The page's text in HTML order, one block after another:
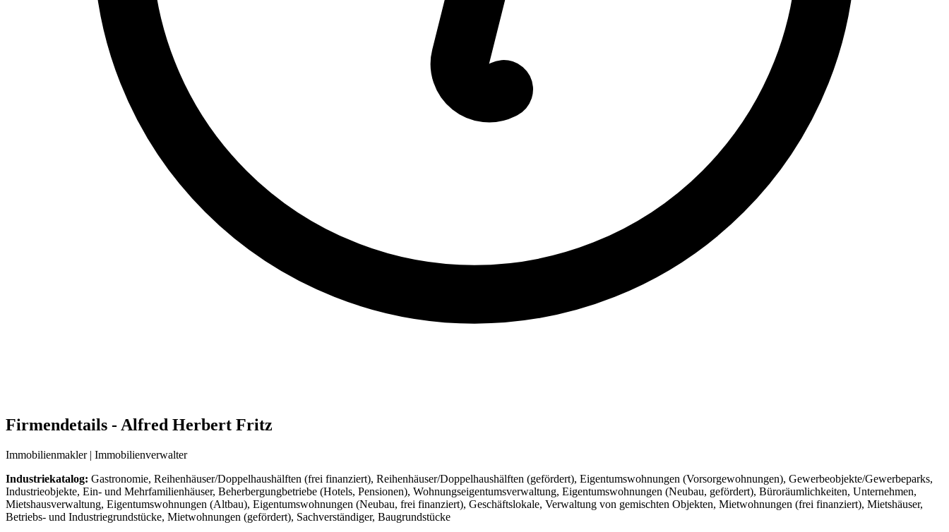
Firmendetails - Alfred Herbert Fritz
Immobilienmakler | Immobilienverwalter
Industriekatalog: Gastronomie, Reihenhäuser/Doppelhaushälften (frei finanziert), Reihenhäuser/Doppelhaushälften (gefördert), Eigentumswohnungen (Vorsorgewohnungen), Gewerbeobjekte/Gewerbeparks,
Industrieobjekte, Ein- und Mehrfamilienhäuser, Beherbergungbetriebe (Hotels, Pensionen), Wohnungseigentumsverwaltung, Eigentumswohnungen (Neubau, gefördert), Büroräumlichkeiten, Unternehmen,
Mietshausverwaltung, Eigentumswohnungen (Altbau), Eigentumswohnungen (Neubau, frei finanziert), Geschäftslokale, Verwaltung von gemischten Objekten, Mietwohnungen (frei finanziert), Mietshäuser,
Betriebs- und Industriegrundstücke, Mietwohnungen (gefördert), Sachverständiger, Baugrundstücke